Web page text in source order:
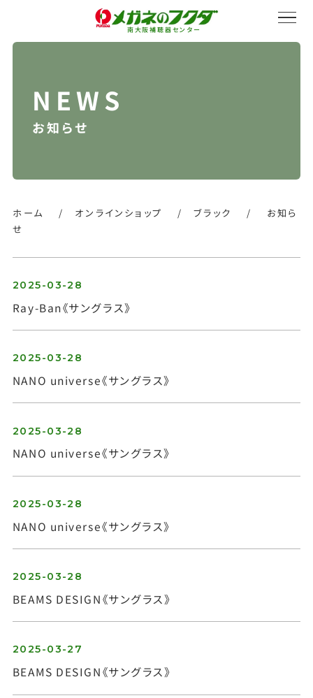
南大阪補聴器センター
サービス紹介
オンラインストア
お問い合わせ
お知らせ
ホーム / オンラインショップ /ブラック / お知ら
せ
2025-03-28
Ray-Ban《サングラス》
2025-03-28
NANO universe《サングラス》
2025-03-28
NANO universe《サングラス》
2025-03-28
NANO universe《サングラス》
2025-03-28
BEAMS DESIGN《サングラス》
2025-03-27
BEAMS DESIGN《サングラス》